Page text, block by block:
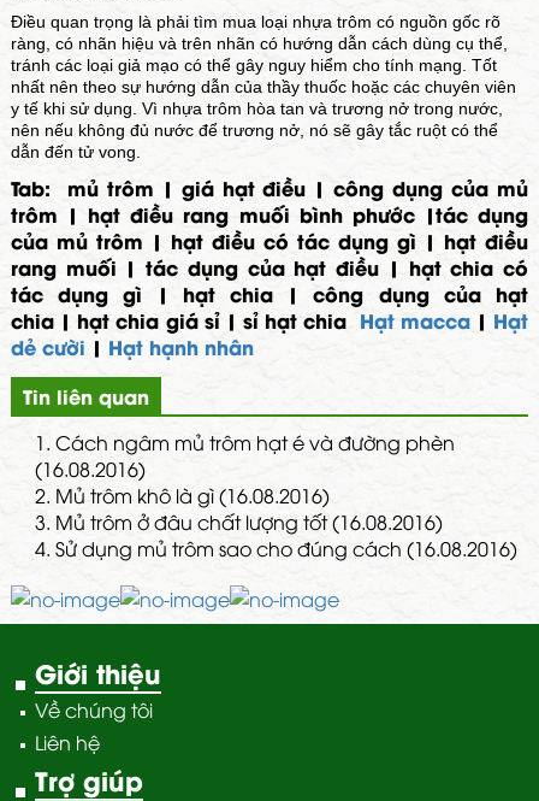
Điều quan trọng là phải tìm mua loại nhựa trôm có nguồn gốc rõ
ràng, có nhãn hiệu và trên nhãn có hướng dẫn cách dùng cụ thể,
tránh các loại giả mạo có thể gây nguy hiểm cho tính mạng. Tốt
nhất nên theo sự hướng dẫn của thầy thuốc hoặc các chuyên viên
y tế khi sử dụng. Vì nhựa trôm hòa tan và trương nở trong nước,
nên nếu không đủ nước để trương nở, nó sẽ gây tắc ruột có thể
dẫn đến tử vong.
Tab: mủ trôm | giá hạt điều |công dụng của mủ
trôm | hạt điều rang muối bình phước|tác dụng
của mủ trôm | hạt điều có tác dụng gì | hạt điều
rang muối |tác dụng của hạt điều | hạt chia có
tác dụng gì | hạt chia |công dụng của hạt
chia| hạt chia giá sỉ| sỉ hạt chia Hạt macca| Hạt
dẻ cười | Hạt hạnh nhân
Tin liên quan
1. Cách ngâm mủ trôm hạt é và đường phèn
(16.08.2016)
2. Mủ trôm khô là gì (16.08.2016)
3. Mủ trôm ở đâu chất lượng tốt (16.08.2016)
4. Sử dụng mủ trôm sao cho đúng cách (16.08.2016)
Giới thiệu
Về chúng tôi
Liên hệ
Trợ giúp